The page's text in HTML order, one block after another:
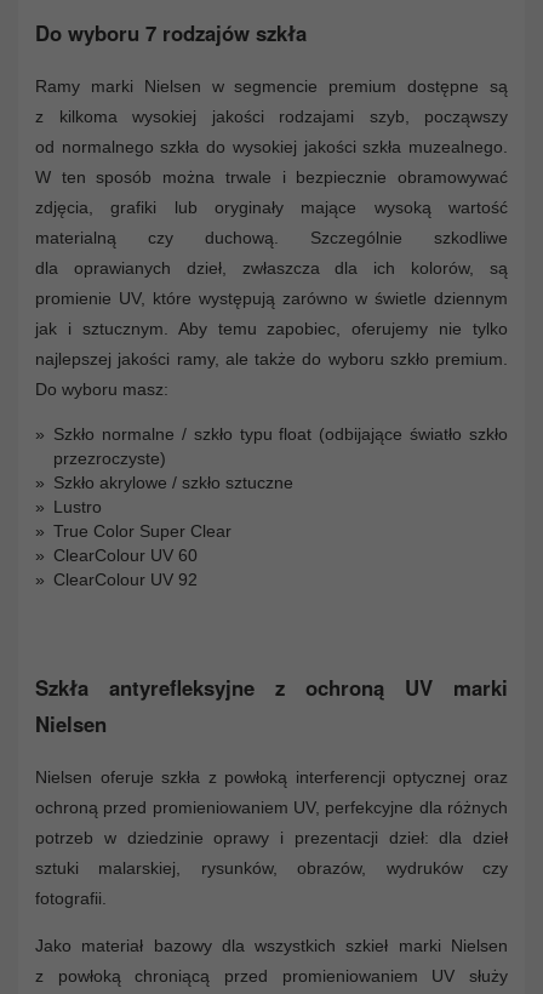
Do wyboru 7 rodzajów szkła
Ramy marki Nielsen w segmencie premium dostępne są
z kilkoma wysokiej jakości rodzajami szyb, począwszy
od normalnego szkła do wysokiej jakości szkła muzealnego.
W ten sposób można trwale i bezpiecznie obramowywać
zdjęcia, grafiki lub oryginały mające wysoką wartość
materialną czy duchową. Szczególnie szkodliwe
dla oprawianych dzieł, zwłaszcza dla ich kolorów, są
promienie UV, które występują zarówno w świetle dziennym
jak i sztucznym. Aby temu zapobiec, oferujemy nie tylko
najlepszej jakości ramy, ale także do wyboru szkło premium.
Do wyboru masz:
Szkło normalne / szkło typu float (odbijające światło szkło
przezroczyste)
Szkło akrylowe / szkło sztuczne
Lustro
True Color Super Clear
ClearColour UV 60
ClearColour UV 92
Szkła antyrefleksyjne z ochroną UV marki
Nielsen
Nielsen oferuje szkła z powłoką interferencji optycznej oraz
ochroną przed promieniowaniem UV, perfekcyjne dla różnych
potrzeb w dziedzinie oprawy i prezentacji dzieł: dla dzieł
sztuki malarskiej, rysunków, obrazów, wydruków czy
fotografii.
Jako materiał bazowy dla wszystkich szkieł marki Nielsen
z powłoką chroniącą przed promieniowaniem UV służy